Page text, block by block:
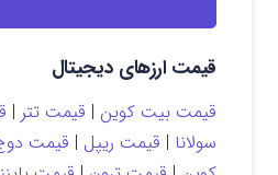
قیمت ارزهای دیجیتال
قیمت بیت کوین | قیمت تتر |
سولانا | قیمت ریپل | قیمت